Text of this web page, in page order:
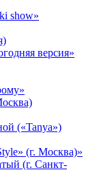
show»
версия»
(«Tanya»)
(г. Москва)»
(г. Санкт-